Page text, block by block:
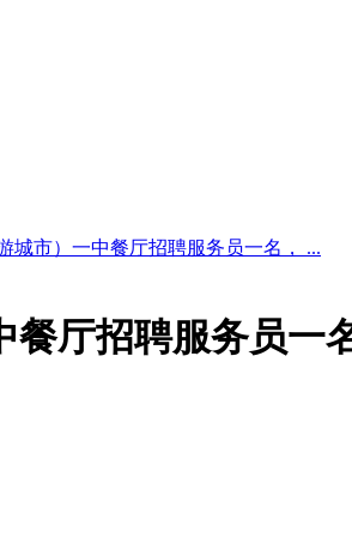
城市）一中餐厅招聘服务员一名， ...
餐厅招聘服务员一